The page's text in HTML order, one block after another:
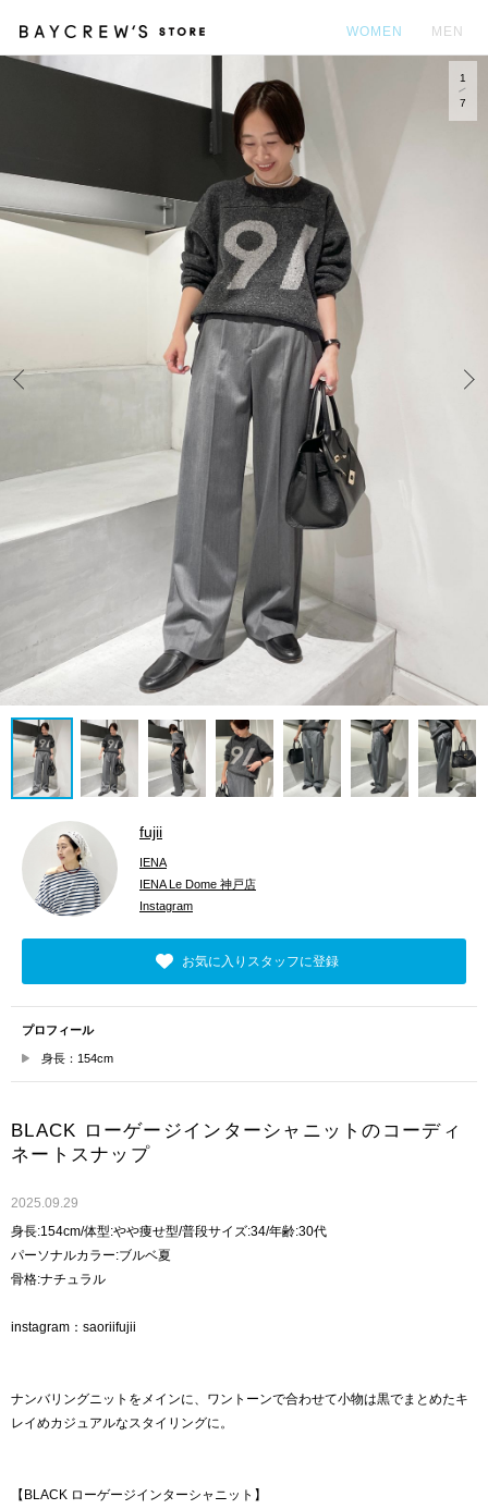
WOMEN MEN
1
7
fujii
IENA
IENA Le Dome 神戸店
Instagram
お気に入りスタッフに登録
プロフィール
身長：154cm
BLACK ローゲージインターシャニットのコーディ
ネートスナップ
2025.09.29
身長:154cm/体型:やや痩せ型/普段サイズ:34/年齢:30代
パーソナルカラー:ブルベ夏
骨格:ナチュラル
instagram：saoriifujii
ナンバリングニットをメインに、ワントーンで合わせて小物は黒でまとめたキ
レイめカジュアルなスタイリングに。
【BLACK ローゲージインターシャニット】